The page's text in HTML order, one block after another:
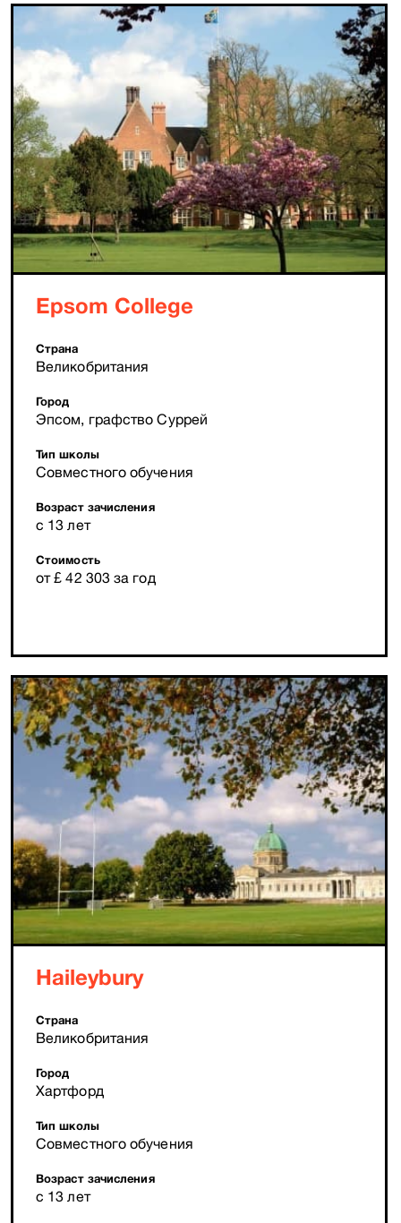
Epsom College
Страна
Великобритания
Город
Эпсом, графство Суррей
Тип школы
Совместного обучения
Возраст зачисления
с 13 лет
Стоимость
от £ 42 303 за год
Haileybury
Страна
Великобритания
Город
Хартфорд
Тип школы
Совместного обучения
Возраст зачисления
с 13 лет